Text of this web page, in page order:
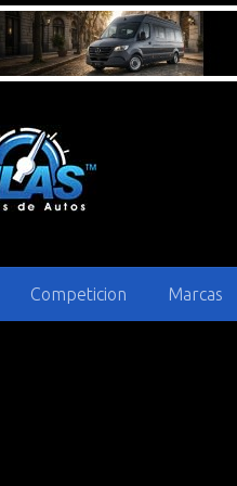
Competicion Marcas